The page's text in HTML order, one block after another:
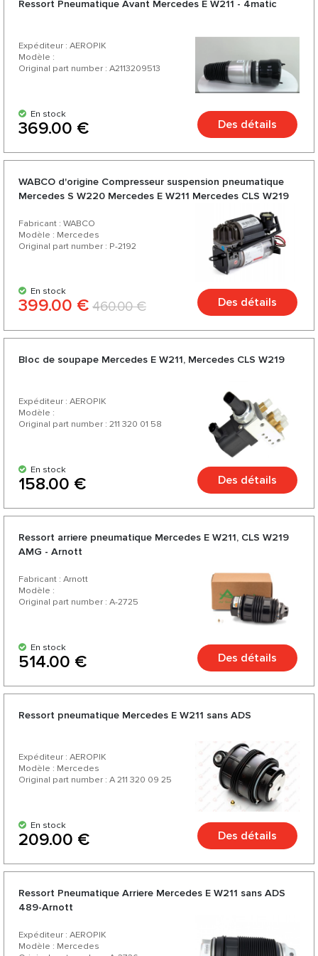
Ressort Pneumatique Avant Mercedes E W211 - 4matic
Expéditeur : AEROPIK
Modèle :
Original part number : A2113209513
En stock
369.00 € Des détails
WABCO d'origine Compresseur suspension pneumatique
Mercedes S W220 Mercedes E W211 Mercedes CLS W219
Fabricant : WABCO
Modèle : Mercedes
Original part number : P-2192
En stock
399.00 € 460.00 € Des détails
Bloc de soupape Mercedes E W211, Mercedes CLS W219
Expéditeur : AEROPIK
Modèle :
Original part number : 211 320 01 58
En stock
158.00 € Des détails
Ressort arriere pneumatique Mercedes E W211, CLS W219
AMG - Arnott
Fabricant : Arnott
Modèle :
Original part number : A-2725
En stock
514.00 € Des détails
Ressort pneumatique Mercedes E W211 sans ADS
Expéditeur : AEROPIK
Modèle : Mercedes
Original part number : A 211 320 09 25
En stock
209.00 € Des détails
Ressort Pneumatique Arriere Mercedes E W211 sans ADS
489-Arnott
Expéditeur : AEROPIK
Modèle : Mercedes